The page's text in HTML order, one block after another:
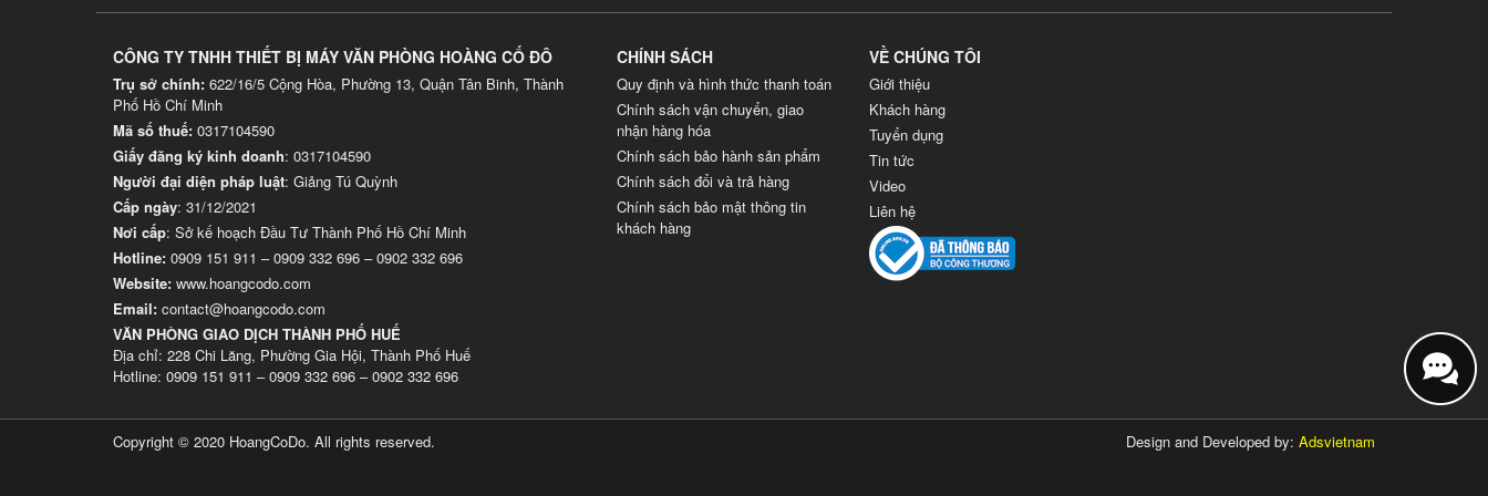
CÔNG TY TNHH THIẾT BỊ MÁY VĂN PHÒNG HOÀNG CỐ ĐÔ
Trụ sở chính: 622/16/5 Cộng Hòa, Phường 13, Quận Tân Binh, Thành
Phố Hồ Chí Minh
Mã số thuế: 0317104590
Giấy đăng ký kinh doanh: 0317104590
Người đại diện pháp luật: Giảng Tú Quỳnh
Cấp ngày: 31/12/2021
Nơi cấp: Sở kế hoạch Đầu Tư Thành Phố Hồ Chí Minh
Hotline: 0909 151 911 –0909 332 696 –0902 332 696
Website: www.hoangcodo.com
Email: contact@hoangcodo.com
VĂN PHÒNG GIAO DỊCH THÀNH PHỐ HUẾ
Địa chỉ: 228 Chi Lăng, Phường Gia Hội, Thành Phố Huế
Hotline: 0909 151 911 – 0909 332 696 – 0902 332 696
CHÍNH SÁCH
Quy định và hình thức thanh toán
Chính sách vận chuyển, giao
nhận hàng hóa
Chính sách bảo hành sản phẩm
Chính sách đổi và trả hàng
Chính sách bảo mật thông tin
khách hàng
VỀ CHÚNG TÔI
Giới thiệu
Khách hàng
Tuyển dụng
Tin tức
Video
Liên hệ
Copyright © 2020 HoangCoDo. All rights reserved. Design and Developed by: Adsvietnam